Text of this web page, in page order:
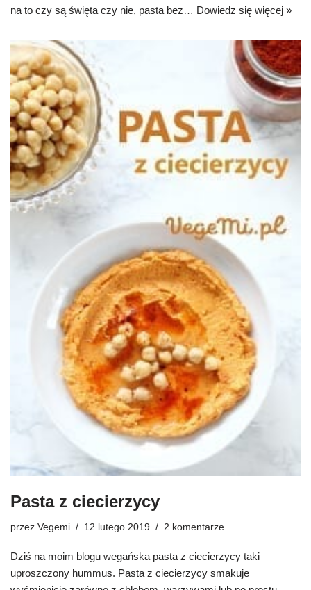
na to czy są święta czy nie, pasta bez… Dowiedz się więcej »
Pasta z ciecierzycy
przez Vegemi 12 lutego 2019 2 komentarze
Dziś na moim blogu wegańska pasta z ciecierzycy taki
uproszczony hummus. Pasta z ciecierzycy smakuje